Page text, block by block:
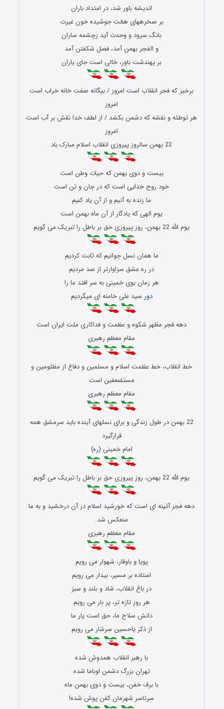
اندیشه باور شد، در امتداد باران
بر صخره‏های همّت جوشیده خون غیرت
بانگ سرود و وحدت آید زچشمه ساران
و الفجر بهمن آمد، فصل شکفتن آمد
بر پهندشت باور، خالی است جای یاران
برخیز که فجر انقلاب است امروز / بیگانه صفت خانه خراب است
امروز
هر توطئه و نقشه که دشمن بکشد / از لطف خدا نقش بر آب است
امروز
22 بهمن سالروز پیروزی انقلاب اسلام مبارک باد
بیست و دوی بهمن که حیات وطن است
خود روح خدایی است که در جان و تن است
ما زنده به آنیم و از آن یاد کنیم
یوم الهی که یادگار از آن ماه بهمن است
یوم الله 22 بهمن، روز پیروزی حق بر باطل را تبریک می گویم
ما همان نسل جوانیم که ثابت کردیم
در ره عشق سزاوارتر از صد مردیم
هر زمان بوی خمینی به سر افتد ما را
دور سید علی خامنه ای میگردیم
دهه فجر مظهر شکوه و عظمت و فداکاری ملت ایران است
مقام معظم رهبری
خط انقلاب، خط عظمت اسلام و مسلمین و دفاع از مظلومین و
مستضعفین است
مقام معظم رهبری
22 بهمن در طول زندگی و برای نسلهای آینده باید سرمشق همه
قرارگیرد
امام خمینی (ره)
یوم الله 22 بهمن، روز پیروزی حق بر باطل را تبریک می گویم
دهه فجر آئینه ای است که خورشید اسلام در آن درخشید و به ما
منعکس شد.
مقام معظم رهبری
پویا و باوقار، شهوار می رویم
استاده بر مسیر، بیدار می رویم
در باغ انقلاب، شاد و بلند و سبز
هر روز تازه تر، پر بار می رویم
دانش سلاح ما، حق است یار ما
از ذکر یاحسین سرشار می رویم
با رهبر انقلاب همدوش شده
تهران بزرگ دشمن اوباما شده
با برف خفن، بیست و دوی بهمن ماه
سرتاسر شهرمان کفن پوش شده!